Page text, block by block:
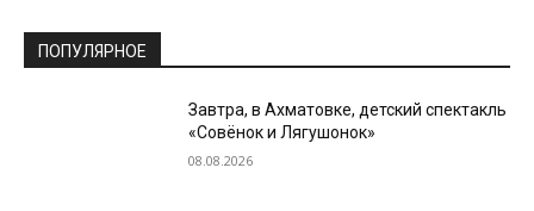
ПОПУЛЯРНОЕ
Завтра, в Ахматовке, детский спектакль
«Совёнок и Лягушонок»
08.08.2026